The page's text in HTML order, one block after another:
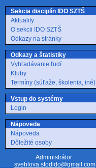
Sekcia disciplín IDO SZTŠ
Aktuality
O sekcii IDO SZTŠ
Odkazy na stránky
Odkazy a štatistiky
Vyhľadávanie ľudí
Kluby
Termíny (súťaže, školenia, iné)
Vstup do systémy
Login
Nápoveda
Nápoveda
Dôležité osoby
Administrátor:
svehlova.stodido@gmail.com